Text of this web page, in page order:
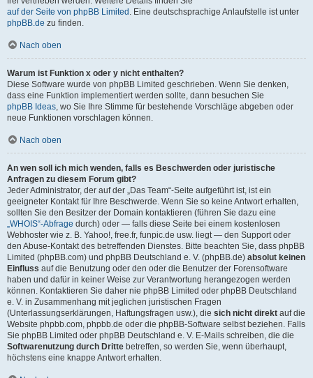
auf der Seite von phpBB Limited . Eine deutschsprachige Anlaufstelle ist unter
phpBB.de zu finden.
Nach oben
Warum ist Funktion x oder y nicht enthalten?
Diese Software wurde von phpBB Limited geschrieben. Wenn Sie denken,
dass eine Funktion implementiert werden sollte, dann besuchen Sie
phpBB Ideas, wo Sie Ihre Stimme für bestehende Vorschläge abgeben oder
neue Funktionen vorschlagen können.
Nach oben
An wen soll ich mich wenden, falls es Beschwerden oder juristische
Anfragen zu diesem Forum gibt?
Jeder Administrator, der auf der „Das Team“-Seite aufgeführt ist, ist ein
geeigneter Kontakt für Ihre Beschwerde. Wenn Sie so keine Antwort erhalten,
sollten Sie den Besitzer der Domain kontaktieren (führen Sie dazu eine
„WHOIS“-Abfrage durch) oder — falls diese Seite bei einem kostenlosen
Webhoster wie z. B. Yahoo!, free.fr, funpic.de usw. liegt — den Support oder
den Abuse-Kontakt des betreffenden Dienstes. Bitte beachten Sie, dass phpBB
Limited (phpBB.com) und phpBB Deutschland e. V. (phpBB.de) absolut keinen
Einfluss auf die Benutzung oder den oder die Benutzer der Forensoftware
haben und dafür in keiner Weise zur Verantwortung herangezogen werden
können. Kontaktieren Sie daher nie phpBB Limited oder phpBB Deutschland
e. V. in Zusammenhang mit jeglichen juristischen Fragen
(Unterlassungserklärungen, Haftungsfragen usw.), die sich nicht direkt auf die
Website phpbb.com, phpbb.de oder die phpBB-Software selbst beziehen. Falls
Sie phpBB Limited oder phpBB Deutschland e. V. E-Mails schreiben, die die
Softwarenutzung durch Dritte betreffen, so werden Sie, wenn überhaupt,
höchstens eine knappe Antwort erhalten.